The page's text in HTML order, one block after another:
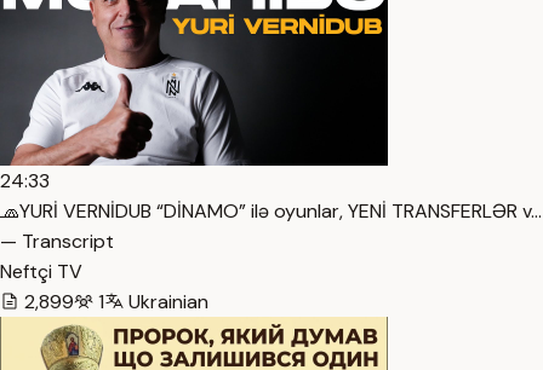
24:33
🧢YURİ VERNİDUB “DİNAMO” ilə oyunlar, YENİ TRANSFERLƏR v…
— Transcript
Neftçi TV
2,899
1 Ukrainian